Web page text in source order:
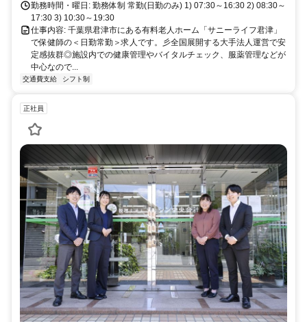
勤務時間・曜日: 勤務体制 常勤(日勤のみ) 1) 07:30～16:30 2) 08:30～
17:30 3) 10:30～19:30
仕事内容: 千葉県君津市にある有料老人ホーム「サニーライフ君津」
で保健師の＜日勤常勤＞求人です。彡全国展開する大手法人運営で安
定感抜群◎施設内での健康管理やバイタルチェック、服薬管理などが
中心なので...
交通費支給 シフト制
正社員